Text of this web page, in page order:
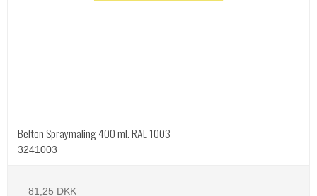
Belton Spraymaling 400 ml. RAL 1003
3241003
81,25 DKK